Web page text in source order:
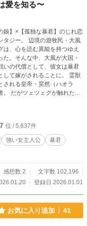
愛を知る〜
娘】×【孤独な暴君】のじれ恋
遊牧民・大風
は、心を読む異能を持つゆえ
。そんな中、大風が大国・
いの代償として、彼女は暴君
嫁がされることに。 霊獣
される皇帝・昊然（ハオラ
。 だがツェツェグが触れた昊
偽りなく、真っ
昊然はツェツェグに深い執
ようになる。 生い立ちゆ
惑うツェツェグだが——。
位 / 5,637件
強い女主人公
暴君
感想数 2
文字数 102,196
登録日 2026.01.01
お気に入り追加 41